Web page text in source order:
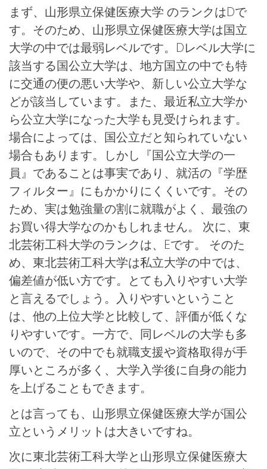
まず、山形県立保健医療大学 のランクはDで
す。そのため、山形県立保健医療大学は国立
大学の中では最弱レベルです。Dレベル大学に
該当する国公立大学は、地方国立の中でも特
に交通の便の悪い大学や、新しい公立大学な
どが該当しています。また、最近私立大学か
ら公立大学になった大学も見受けられます。
場合によっては、国公立だと知られていない
場合もあります。しかし『国公立大学の一
員』であることは事実であり、就活の『学歴
フィルター』にもかかりにくくいです。その
ため、実は勉強量の割に就職がよく、最強の
お買い得大学なのかもしれません。 次に、東
北芸術工科大学のランクは、Eです。 そのた
め、東北芸術工科大学は私立大学の中では、
偏差値が低い方です。とても入りやすい大学
と言えるでしょう。入りやすいということ
は、他の上位大学と比較して、評価が低くな
りやすいです。一方で、同レベルの大学も多
いので、その中でも就職支援や資格取得が手
厚いところが多く、大学入学後に自身の能力
を上げることもできます。
とは言っても、山形県立保健医療大学が国公
立というメリットは大きいですね。
次に東北芸術工科大学と山形県立保健医療大